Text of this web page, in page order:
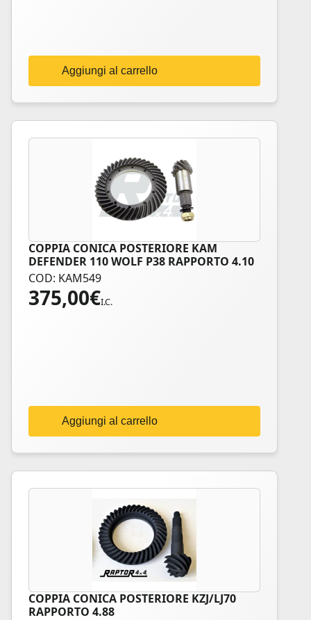
Aggiungi al carrello
COPPIA CONICA POSTERIORE KAM
DEFENDER 110 WOLF P38 RAPPORTO 4.10
COD: KAM549
375,00€I.C.
Aggiungi al carrello
COPPIA CONICA POSTERIORE KZJ/LJ70
RAPPORTO 4.88